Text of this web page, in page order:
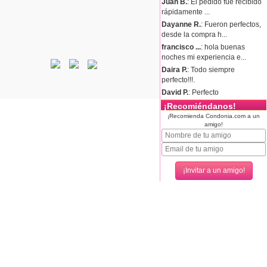
rápidamente ...
Dayanne R.: Fueron perfectos,
desde la compra h...
francisco ...: hola buenas
noches mi experiencia e...
Daira P.: Todo siempre
perfecto!!!.
David P.: Perfecto
¡Recomiéndanos!
¡Recomienda Condonia.com a un
amigo!